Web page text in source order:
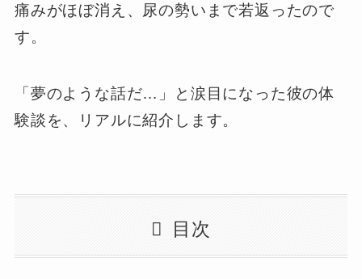
痛みがほぼ消え、尿の勢いまで若返ったので
す。
「夢のような話だ…」と涙目になった彼の体
験談を、リアルに紹介します。
目次